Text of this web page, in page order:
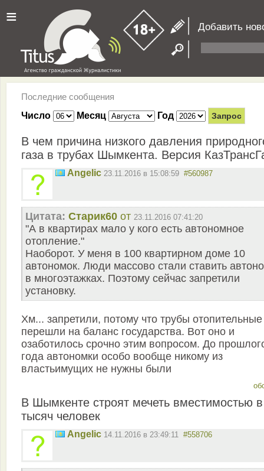
≡ Добавить
Последние сообщения
Число
Месяц Год
В чем причина низкого давления
газа в трубах Шымкента. Версия
Angelic 23.11.2016 в 15:08:59 #560987
Цитата: Старик60 от 23.11.2016 07:41:20
"А в квартирах мало у кого есть автономное
отопление."
Наоборот. У меня в 100 квартирном доме 10
автономок. Люди массово стали ставить
в многоэтажках. Поэтому сейчас запретили
установку.
Хм... запретили, потому что трубы отопительные
перешли на баланс государства. Вот оно и
озаботилось срочно этим вопросом. До
года автономки особо вообще никому из
властьимущих не нужны были
В Шымкенте строят мечеть вместимостью
тысяч человек
Angelic 14.11.2016 в 23:49:11 #558706